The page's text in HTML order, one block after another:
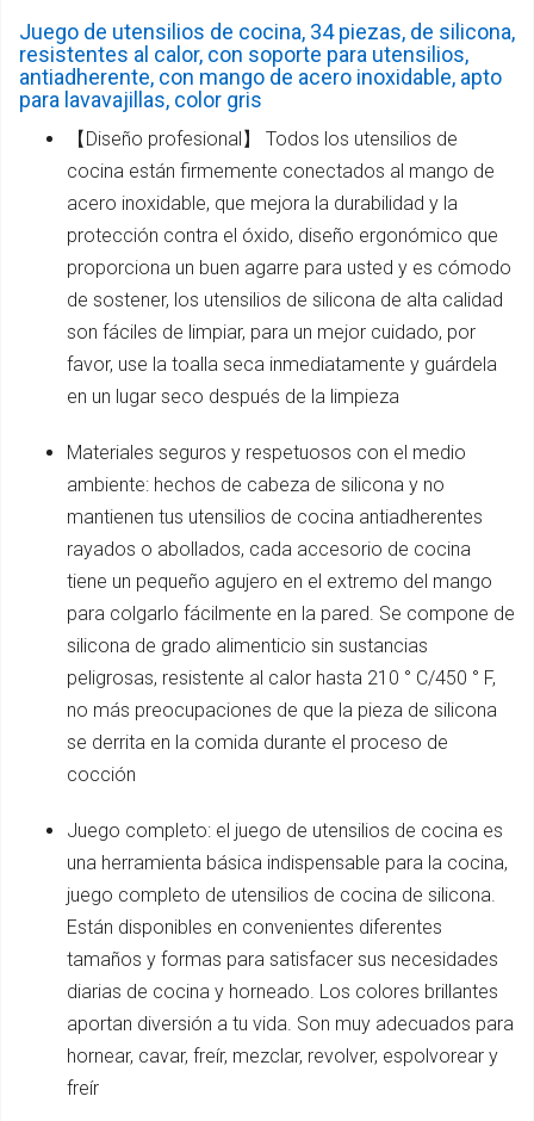
Juego de utensilios de cocina, 34 piezas, de silicona,
resistentes al calor, con soporte para utensilios,
antiadherente, con mango de acero inoxidable, apto
para lavavajillas, color gris
【Diseño profesional】 Todos los utensilios de
cocina están firmemente conectados al mango de
acero inoxidable, que mejora la durabilidad y la
protección contra el óxido, diseño ergonómico que
proporciona un buen agarre para usted y es cómodo
de sostener, los utensilios de silicona de alta calidad
son fáciles de limpiar, para un mejor cuidado, por
favor, use la toalla seca inmediatamente y guárdela
en un lugar seco después de la limpieza
Materiales seguros y respetuosos con el medio
ambiente: hechos de cabeza de silicona y no
mantienen tus utensilios de cocina antiadherentes
rayados o abollados, cada accesorio de cocina
tiene un pequeño agujero en el extremo del mango
para colgarlo fácilmente en la pared. Se compone de
silicona de grado alimenticio sin sustancias
peligrosas, resistente al calor hasta 210 ° C/450 ° F,
no más preocupaciones de que la pieza de silicona
se derrita en la comida durante el proceso de
cocción
Juego completo: el juego de utensilios de cocina es
una herramienta básica indispensable para la cocina,
juego completo de utensilios de cocina de silicona.
Están disponibles en convenientes diferentes
tamaños y formas para satisfacer sus necesidades
diarias de cocina y horneado. Los colores brillantes
aportan diversión a tu vida. Son muy adecuados para
hornear, cavar, freír, mezclar, revolver, espolvorear y
freír